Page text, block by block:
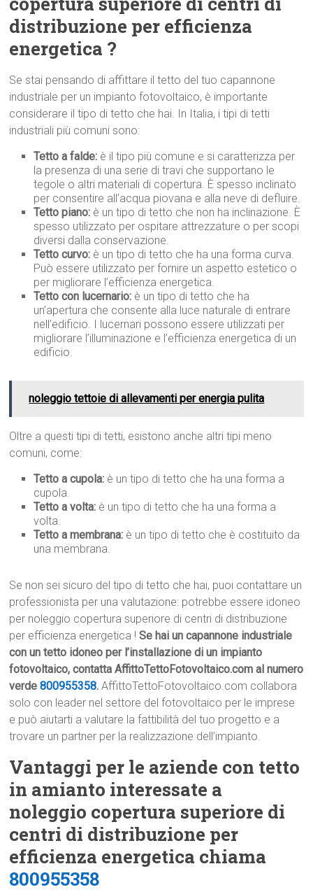
distribuzione per efficienza
energetica ?
Se stai pensando di affittare il tetto del tuo capannone
industriale per un impianto fotovoltaico, è importante
considerare il tipo di tetto che hai. In Italia, i tipi di tetti
industriali più comuni sono:
Tetto a falde: è il tipo più comune e si caratterizza per
la presenza di una serie di travi che supportano le
tegole o altri materiali di copertura. È spesso inclinato
per consentire all’acqua piovana e alla neve di defluire.
Tetto piano: è un tipo di tetto che non ha inclinazione. È
spesso utilizzato per ospitare attrezzature o per scopi
diversi dalla conservazione.
Tetto curvo: è un tipo di tetto che ha una forma curva.
Può essere utilizzato per fornire un aspetto estetico o
per migliorare l’efficienza energetica.
Tetto con lucernario: è un tipo di tetto che ha
un’apertura che consente alla luce naturale di entrare
nell’edificio. I lucernari possono essere utilizzati per
migliorare l’illuminazione e l’efficienza energetica di un
edificio.
noleggio tettoie di allevamenti per energia pulita
Oltre a questi tipi di tetti, esistono anche altri tipi meno
comuni, come:
Tetto a cupola: è un tipo di tetto che ha una forma a
cupola.
Tetto a volta: è un tipo di tetto che ha una forma a
volta.
Tetto a membrana: è un tipo di tetto che è costituito da
una membrana.
Se non sei sicuro del tipo di tetto che hai, puoi contattare un
professionista per una valutazione: potrebbe essere idoneo
per noleggio copertura superiore di centri di distribuzione
per efficienza energetica !Se hai un capannone industriale
con un tetto idoneo per l’installazione di un impianto
fotovoltaico, contatta AffittoTettoFotovoltaico.com al numero
verde800955358. AffittoTettoFotovoltaico.com collabora
solo con leader nel settore del fotovoltaico per le imprese
e può aiutarti a valutare la fattibilità del tuo progetto e a
trovare un partner per la realizzazione dell’impianto.
Vantaggi per le aziende con tetto
in amianto interessate a
noleggio copertura superiore di
centri di distribuzione per
efficienza energetica chiama
800955358